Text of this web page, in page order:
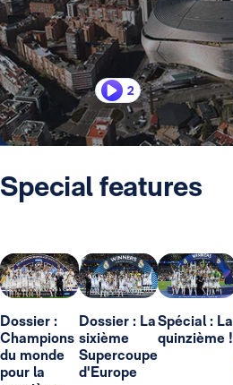
2
Special features
Dossier :
Champions
du monde
pour la
Dossier : La
sixième
Supercoupe
d'Europe
Spécial : La
quinzième !